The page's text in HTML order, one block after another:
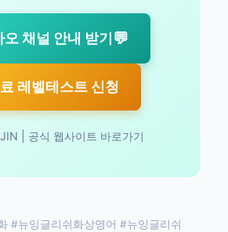
오 채널 안내 받기 💬
레벨테스트 신청
| 공식 웹사이트 바로가기
#뉴잉글리쉬화상영어 #뉴잉글리쉬